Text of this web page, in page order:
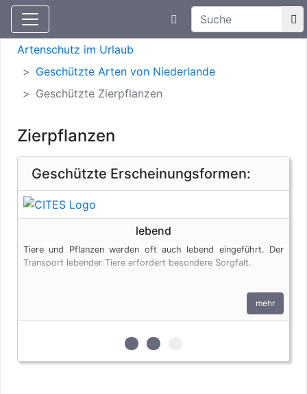
Aktuelle Meldungen
Suchtexteingabe
Artenschutz
Artenschutz im Urlaub
Geschützte Arten von Niederlande
Geschützte Zierpflanzen
Zierpflanzen
Geschützte Erscheinungsformen:
lebend
Tiere und Pflanzen werden oft auch lebend eingeführt. Der
Transport lebender Tiere erfordert besondere Sorgfalt.
mehr
zur 1. geschützten
zur 2. geschützten